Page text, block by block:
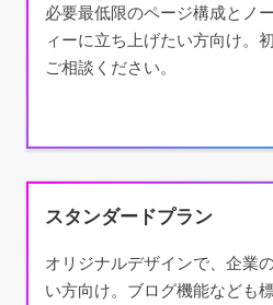
必要最低限のページ構成とノ
ィーに立ち上げたい方向け。
ご相談ください。
スタンダードプラン
オリジナルデザインで、企業
い方向け。ブログ機能なども